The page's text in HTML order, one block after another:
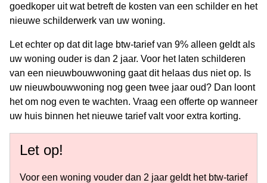
goedkoper uit wat betreft de kosten van een schilder en het
nieuwe schilderwerk van uw woning.
Let echter op dat dit lage btw-tarief van 9% alleen geldt als
uw woning ouder is dan 2 jaar. Voor het laten schilderen
van een nieuwbouwwoning gaat dit helaas dus niet op. Is
uw nieuwbouwwoning nog geen twee jaar oud? Dan loont
het om nog even te wachten. Vraag een offerte op wanneer
uw huis binnen het nieuwe tarief valt voor extra korting.
Let op!
Voor een woning vouder dan 2 jaar geldt het btw-tarief